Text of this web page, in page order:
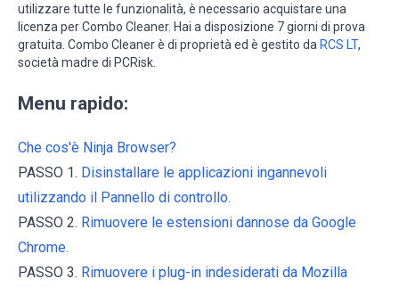
utilizzare tutte le funzionalità, è necessario acquistare una
licenza per Combo Cleaner. Hai a disposizione 7 giorni di prova
gratuita. Combo Cleaner è di proprietà ed è gestito da RCS LT,
società madre di PCRisk.
Menu rapido:
Che cos'è Ninja Browser?
PASSO 1. Disinstallare le applicazioni ingannevoli
utilizzando il Pannello di controllo.
PASSO 2. Rimuovere le estensioni dannose da Google
Chrome.
PASSO 3. Rimuovere i plug-in indesiderati da Mozilla